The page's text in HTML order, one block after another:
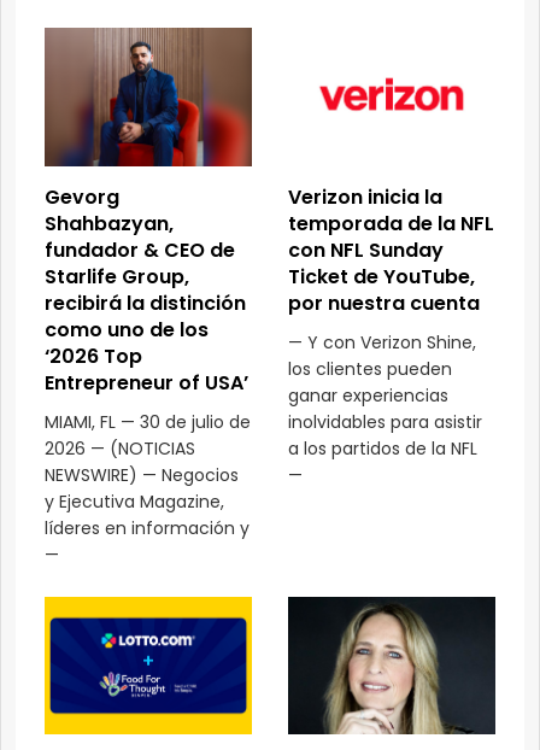
Gevorg
Shahbazyan,
fundador & CEO de
Starlife Group,
recibirá la distinción
como uno de los
‘2026 Top
Entrepreneur of USA’
MIAMI, FL — 30 de julio de
2026 — (NOTICIAS
NEWSWIRE) — Negocios
y Ejecutiva Magazine,
líderes en información y
—
Verizon inicia la
temporada de la NFL
con NFL Sunday
Ticket de YouTube,
por nuestra cuenta
— Y con Verizon Shine,
los clientes pueden
ganar experiencias
inolvidables para asistir
a los partidos de la NFL
—